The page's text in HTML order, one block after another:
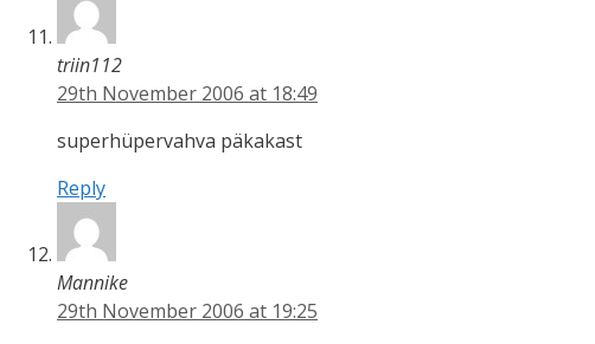
triin112
29th November 2006 at 18:49
superhüpervahva päkakast
Reply
Mannike
29th November 2006 at 19:25